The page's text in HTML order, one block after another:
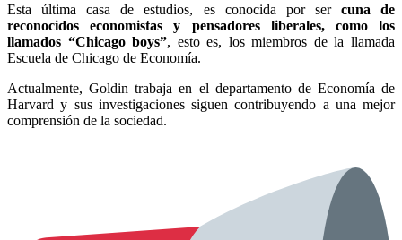
Esta última casa de estudios, es conocida por ser cuna de
reconocidos economistas y pensadores liberales, como los
llamados “Chicago boys”, esto es, los miembros de la llamada
Escuela de Chicago de Economía.
Actualmente, Goldin trabaja en el departamento de Economía de
Harvard y sus investigaciones siguen contribuyendo a una mejor
comprensión de la sociedad.